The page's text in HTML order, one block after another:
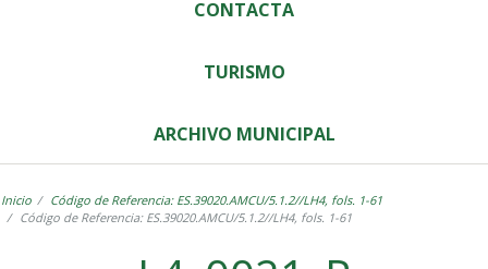
CONTACTA
TURISMO
ARCHIVO MUNICIPAL
Inicio
Código de Referencia: ES.39020.AMCU/5.1.2//LH4, fols. 1-61
Código de Referencia: ES.39020.AMCU/5.1.2//LH4, fols. 1-61